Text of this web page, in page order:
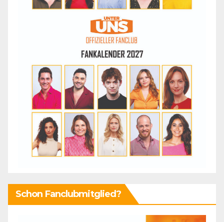
Schon Fanclubmitglied?